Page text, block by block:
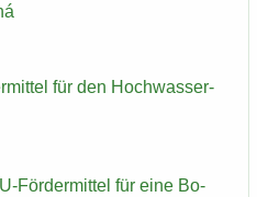
für den Hoch­was­ser­
​Fördermittel für eine Bo­